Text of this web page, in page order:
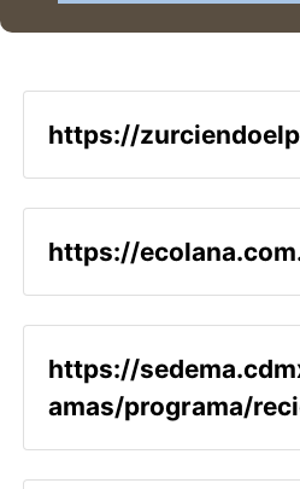
https://
https://
https://
amas/programa/